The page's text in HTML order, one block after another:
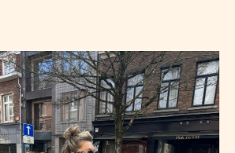
image slideshow Items